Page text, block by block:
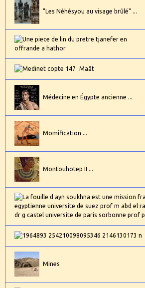
"Les Néhésyou au visage brûlé" ...
Maât
Médecine en Égypte ancienne ...
Momification ...
Montouhotep II ...
Mines